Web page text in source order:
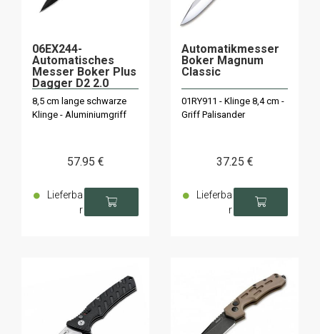
06EX244-
Automatisches
Messer Boker Plus
Dagger D2 2.0
8,5 cm lange schwarze
Klinge - Aluminiumgriff
57.95 €
Lieferba
r
Automatikmesser
Boker Magnum
Classic
01RY911 - Klinge 8,4 cm -
Griff Palisander
37.25 €
Lieferba
r